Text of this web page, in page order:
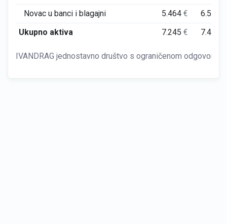
Novac u banci i blagajni
5.464€ 6.599
Ukupno aktiva
7.245€ 7.492
IVANDRAG jednostavno društvo s ograničenom